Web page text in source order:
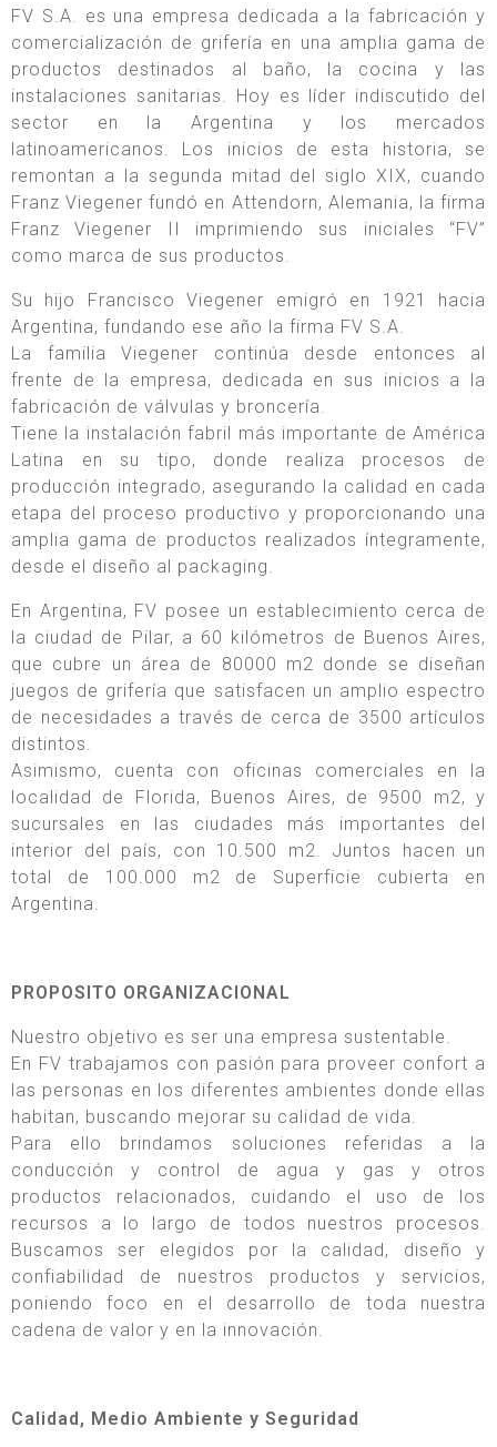
FV S.A. es una empresa dedicada a la fabricación y
comercialización de grifería en una amplia gama de
productos destinados al baño, la cocina y las
instalaciones sanitarias. Hoy es líder indiscutido del
sector en la Argentina y los mercados
latinoamericanos. Los inicios de esta historia, se
remontan a la segunda mitad del siglo XIX, cuando
Franz Viegener fundó en Attendorn, Alemania, la firma
Franz Viegener II imprimiendo sus iniciales “FV”
como marca de sus productos.
Su hijo Francisco Viegener emigró en 1921 hacia
Argentina, fundando ese año la firma FV S.A.
La familia Viegener continúa desde entonces al
frente de la empresa, dedicada en sus inicios a la
fabricación de válvulas y broncería.
Tiene la instalación fabril más importante de América
Latina en su tipo, donde realiza procesos de
producción integrado, asegurando la calidad en cada
etapa del proceso productivo y proporcionando una
amplia gama de productos realizados íntegramente,
desde el diseño al packaging.
En Argentina, FV posee un establecimiento cerca de
la ciudad de Pilar, a 60 kilómetros de Buenos Aires,
que cubre un área de 80000 m2 donde se diseñan
juegos de grifería que satisfacen un amplio espectro
de necesidades a través de cerca de 3500 artículos
distintos.
Asimismo, cuenta con oficinas comerciales en la
localidad de Florida, Buenos Aires, de 9500 m2, y
sucursales en las ciudades más importantes del
interior del país, con 10.500 m2. Juntos hacen un
total de 100.000 m2 de Superficie cubierta en
Argentina.
PROPOSITO ORGANIZACIONAL
Nuestro objetivo es ser una empresa sustentable.
En FV trabajamos con pasión para proveer confort a
las personas en los diferentes ambientes donde ellas
habitan, buscando mejorar su calidad de vida.
Para ello brindamos soluciones referidas a la
conducción y control de agua y gas y otros
productos relacionados, cuidando el uso de los
recursos a lo largo de todos nuestros procesos.
Buscamos ser elegidos por la calidad, diseño y
confiabilidad de nuestros productos y servicios,
poniendo foco en el desarrollo de toda nuestra
cadena de valor y en la innovación.
Calidad, Medio Ambiente y Seguridad